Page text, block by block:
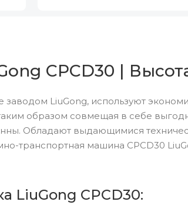
CPCD30 |
LiuGong, используют
образом совмещая в себе
Обладают выдающимися
транспортная машина CPCD30
LiuGong CPCD30: